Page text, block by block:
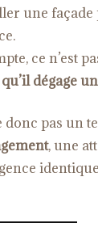
une
ce n’est
dégage
pas un
, une